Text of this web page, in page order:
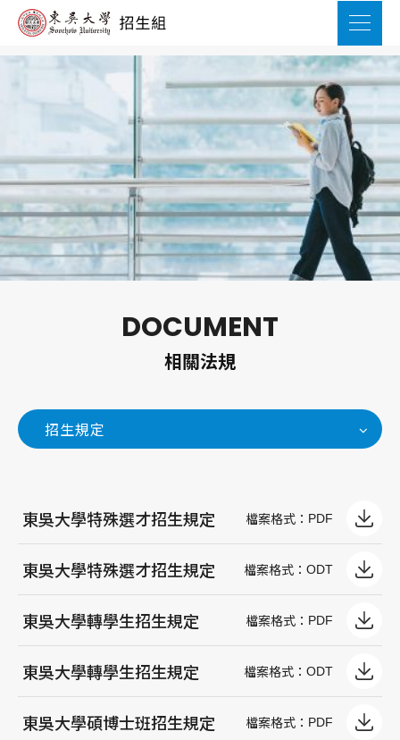
DOCUMENT
相關法規
招生規定
東吳⼤學特殊選才招⽣規定 檔案格式： PDF
東吳⼤學特殊選才招⽣規定 檔案格式： ODT
東吳⼤學轉學⽣招⽣規定 檔案格式： PDF
東吳⼤學轉學⽣招⽣規定 檔案格式： ODT
東吳⼤學碩博士班招⽣規定 檔案格式： PDF